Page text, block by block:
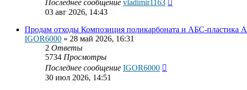
Последнее сообщение vladimir1163
03 авг 2026, 14:43
Продам отходы Композиция поликарбоната и АБС-пластика
IGOR6000 » 28 май 2026, 16:31
2 Ответы
5734 Просмотры
Последнее сообщение IGOR6000
30 июл 2026, 14:51